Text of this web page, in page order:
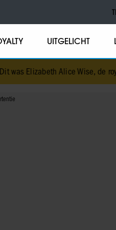
UITGELICHT
Elizabeth Alice Wise, de